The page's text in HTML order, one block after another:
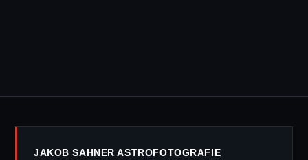
JAKOB SAHNER ASTROFOTOGRAFIE